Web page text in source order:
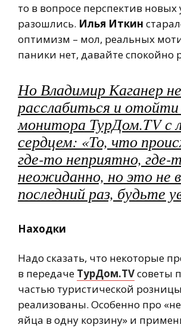
то в вопросе перспектив новых
разошлись. Илья Иткин
оптимизм – мол, реальных
паники нет, давайте спокойно
Но Владимир Каганер
расслабиться и
монитора ТурДом.TV с
сердцем: «То, что
где-то неприятно, где-
неожиданно, но это не в
последний раз, будьте
Находки
Надо сказать, что некоторые
в передаче ТурДом.TVсоветы
частью туристической
реализованы. Особенно про «не
яйца в одну корзину» и